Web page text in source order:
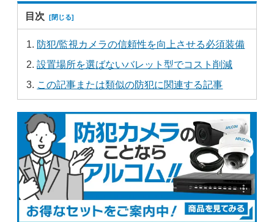
目次
防犯/監視カメラの信頼性を向上させる必須装備
設置場所を選ばないバレット型でコスト削減
この記事または類似の防犯に関連する記事